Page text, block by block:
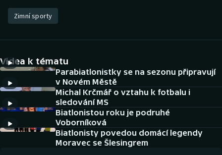
Atletika
DALŠÍ SPORTY
Americký fotbal
Baseball a softbal
NEPŘEHLÉDNĚTE
Historické návraty
Zimní sporty
Videa k tématu
Parabiatlonistky se na sezonu připravují
v Novém Městě
Michal Krčmář o vztahu k fotbalu i
sledování MS
Biatlonistou roku je podruhé
Voborníková
Biatlonisty povedou domácí legendy
Moravec se Šlesingrem